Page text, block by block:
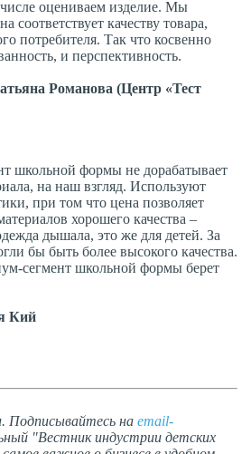
оцениваем изделие. Мы
соответствует качеству товара,
потребителя. Так что косвенно
и перспективность.
Романова (Центр «Тест
школьной формы не дорабатывает
на наш взгляд. Используют
при том что цена позволяет
хорошего качества –
дышала, это же для детей. За
бы быть более высокого качества.
сегмент школьной формы берет
Кий
Подписывайтесь на email-
"Вестник индустрии детских